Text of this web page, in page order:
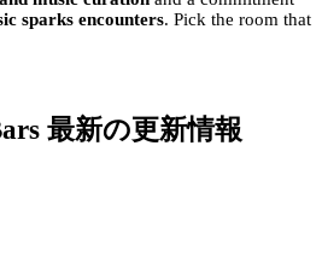
sparks encounters. Pick the room that
最新の更新情報